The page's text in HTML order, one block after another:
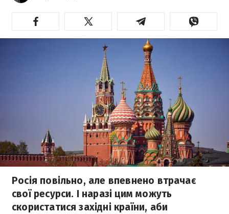
Росія повільно, але впевнено втрачає
свої ресурси. І наразі цим можуть
скористатися західні країни, аби